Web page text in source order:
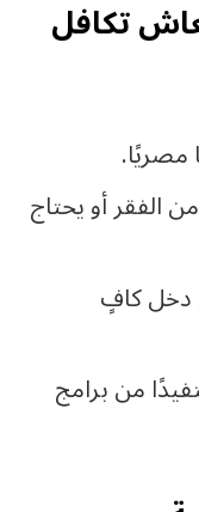
تكافل
مصريًا.
الفقر أو يحتاج
دخل كافٍ
من برامج